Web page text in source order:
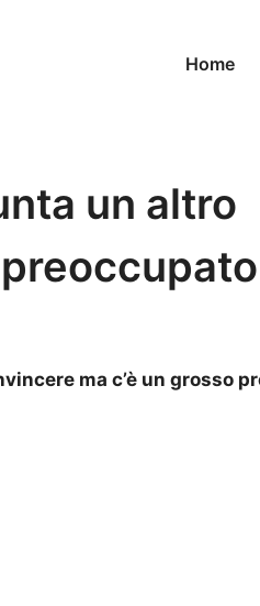
Home
un altro
ma c’è un grosso